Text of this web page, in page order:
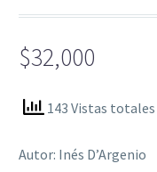
$32,000
143 Vistas totales
Autor: Inés D’Argenio